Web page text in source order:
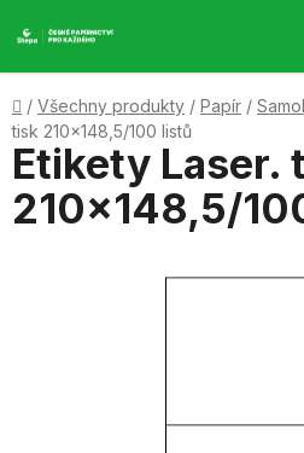
na
Domů
/ Všechny produkty / Papír /
tisk 210x148,5/100 listů
Etikety Laser.
210x148,5/